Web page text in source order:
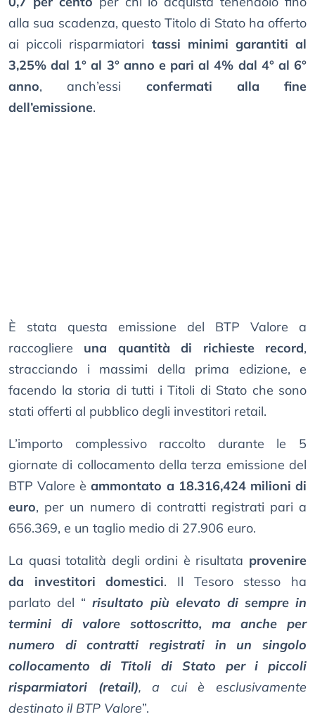
alla sua scadenza, questo Titolo di Stato ha offerto
ai piccoli risparmiatori tassi minimi garantiti al
3,25% dal 1° al 3° anno e pari al 4% dal 4° al 6°
anno, anch’essi confermati alla fine
dell’emissione.
È stata questa emissione del BTP Valore a
raccogliere una quantità di richieste record,
stracciando i massimi della prima edizione, e
facendo la storia di tutti i Titoli di Stato che sono
stati offerti al pubblico degli investitori retail.
L’importo complessivo raccolto durante le 5
giornate di collocamento della terza emissione del
BTP Valore èammontato a 18.316,424 milioni di
euro, per un numero di contratti registrati pari a
656.369, e un taglio medio di 27.906 euro.
La quasi totalità degli ordini è risultata provenire
da investitori domestici. Il Tesoro stesso ha
parlato del “ risultato più elevato di sempre in
termini di valore sottoscritto, ma anche per
numero di contratti registrati in un singolo
collocamento di Titoli di Stato per i piccoli
risparmiatori (retail), a cui è esclusivamente
destinato il BTP Valore”.